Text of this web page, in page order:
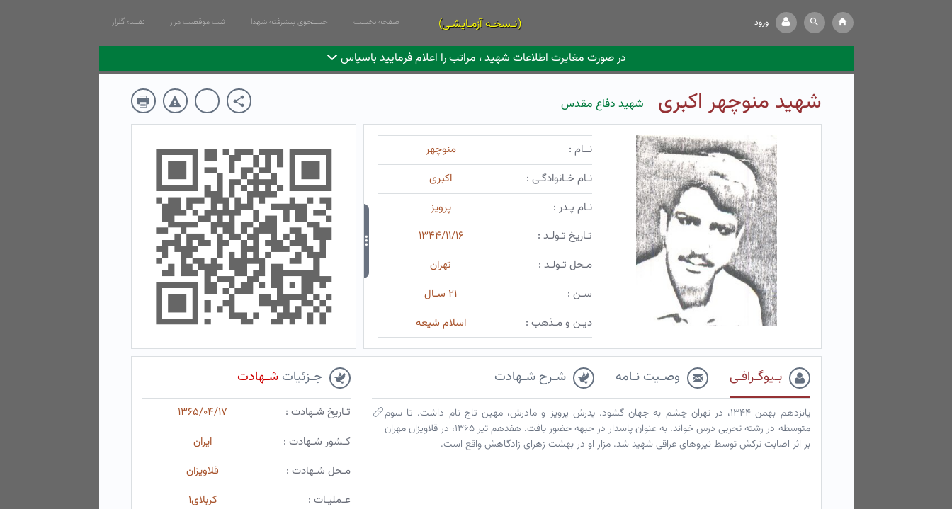
ورود (نـسخـه آزمـایشـی) صفحه نخست جستجوی پیشرفته شهدا ثبت موقعیت مزار نقشه گلزار
در صورت مغایرت اطلاعات شهید ، مراتب را اعلام فرمایید باسپاس
شهید منوچهر اکبری شهید دفاع مقدس
نــام :
منوچهر
نـام خـانوادگـی :
اکبری
نـام پـدر :
پرویز
تـاریخ تـولـد :
۱۳۴۴/۱۱/۱۶
مـحل تـولـد :
تهران
سـن :
۲۱ سـال
دیـن و مـذهب :
اسلام شیعه
بـیوگـرافـی وصـیت نـامه شـرح شـهادت
پانزدهم بهمن ۱۳۴۴، در تهران چشم به جهان گشود. پدرش پرویز و مادرش، مهین تاج نام داشت. تا سوم
متوسطه در رشته تجربی درس خواند. به عنوان پاسدار در جبهه حضور یافت. هفدهم تیر ۱۳۶۵، در قلاویزان مهران
بر اثر اصابت ترکش توسط نیروهای عراقی شهید شد. مزار او در بهشت زهرای زادگاهش واقع است.
جـزئیاتشـهادت
تـاریخ شـهادت :
۱۳۶۵/۰۴/۱۷
کـشور شـهادت :
ایران
مـحل شـهادت :
قلاویزان
عـملیـات :
کربلای۱